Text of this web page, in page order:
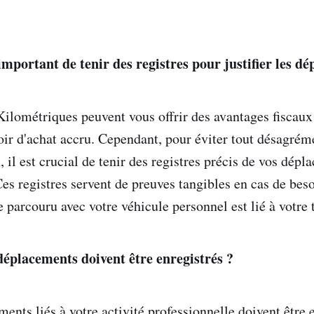
de tenir des registres pour justifier les
peuvent vous offrir des avantages
d'achat accru. Cependant, pour éviter tout
il est crucial de tenir des registres précis de vos
registres servent de preuves tangibles en cas de
parcouru avec votre véhicule personnel est lié à votre
doivent être enregistrés ?